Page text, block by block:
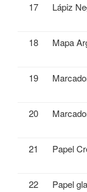
17 Lápiz
18 Mapa
19
20
21 Papel
22 Papel